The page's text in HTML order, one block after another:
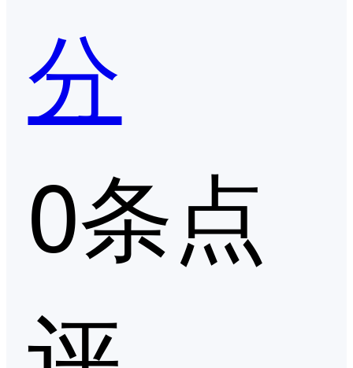
分
0条点